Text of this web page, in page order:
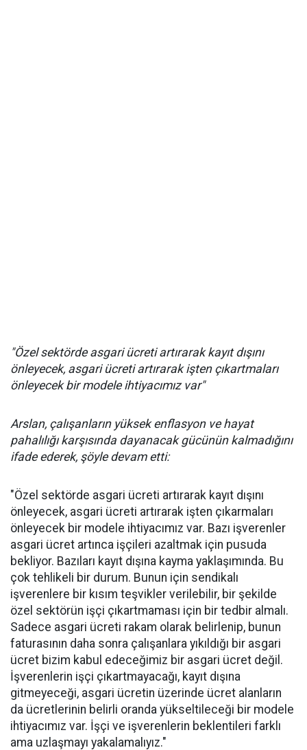
"Özel sektörde asgari ücreti artırarak kayıt dışını
önleyecek, asgari ücreti artırarak işten çıkartmaları
önleyecek bir modele ihtiyacımız var"
Arslan, çalışanların yüksek enflasyon ve hayat
pahalılığı karşısında dayanacak gücünün kalmadığını
ifade ederek, şöyle devam etti:
"Özel sektörde asgari ücreti artırarak kayıt dışını
önleyecek, asgari ücreti artırarak işten çıkarmaları
önleyecek bir modele ihtiyacımız var. Bazı işverenler
asgari ücret artınca işçileri azaltmak için pusuda
bekliyor. Bazıları kayıt dışına kayma yaklaşımında. Bu
çok tehlikeli bir durum. Bunun için sendikalı
işverenlere bir kısım teşvikler verilebilir, bir şekilde
özel sektörün işçi çıkartmaması için bir tedbir almalı.
Sadece asgari ücreti rakam olarak belirlenip, bunun
faturasının daha sonra çalışanlara yıkıldığı bir asgari
ücret bizim kabul edeceğimiz bir asgari ücret değil.
İşverenlerin işçi çıkartmayacağı, kayıt dışına
gitmeyeceği, asgari ücretin üzerinde ücret alanların
da ücretlerinin belirli oranda yükseltileceği bir modele
ihtiyacımız var. İşçi ve işverenlerin beklentileri farklı
ama uzlaşmayı yakalamalıyız."